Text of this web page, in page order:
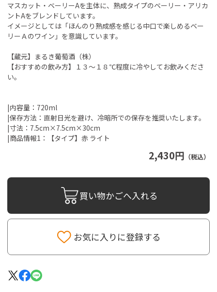
2,430円 （税込）
マスカット・ベーリーAを主体に、熟成タイプのベーリー・アリカ
ントAをブレンドしています。
イメージとしては「ほんのり熟成感を感じる中口で楽しめるベー
リーＡのワイン」を意識しています。
【蔵元】まるき葡萄酒（株）
【おすすめの飲み方】１３～１８℃程度に冷やしてお飲みくださ
い。
|内容量：720ml
|保存方法：直射日光を避け、冷暗所での保存を推奨いたします。
|寸法：7.5cm×7.5cm×30cm
|商品情報1：【タイプ】赤 ライト
買い物かごへ入れる
お気に入りに登録する